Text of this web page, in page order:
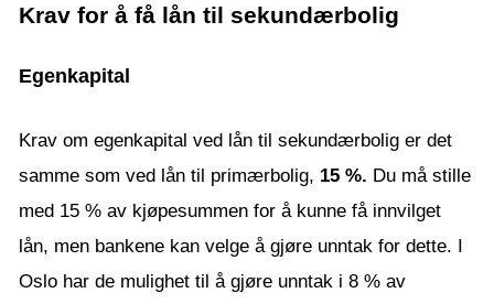
Krav for å få lån til sekundærbolig
Egenkapital
Krav om egenkapital ved lån til sekundærbolig er det
samme som ved lån til primærbolig, 15 %. Du må stille
med 15 % av kjøpesummen for å kunne få innvilget
lån, men bankene kan velge å gjøre unntak for dette. I
Oslo har de mulighet til å gjøre unntak i 8 % av